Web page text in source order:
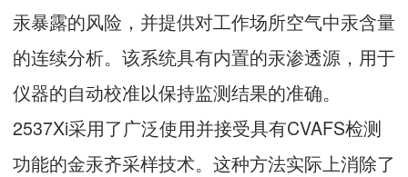
汞暴露的风险，并提供对工作场所空气中汞含量
的连续分析。该系统具有内置的汞渗透源，用于
仪器的自动校准以保持监测结果的准确。
2537Xi采用了广泛使用并接受具有CVAFS检测
功能的金汞齐采样技术。这种方法实际上消除了